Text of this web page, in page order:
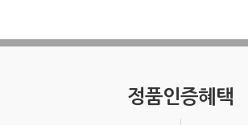
정품인증혜택